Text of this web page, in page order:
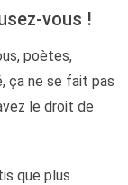
vous !
poètes,
ça ne se fait pas
le droit de
que plus